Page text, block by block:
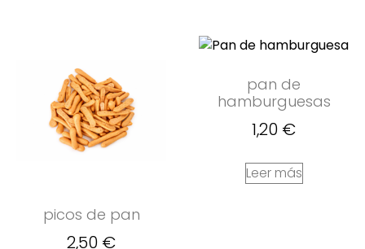
picos de pan
2,50 €
pan de
hamburguesas
1,20 €
Leer más